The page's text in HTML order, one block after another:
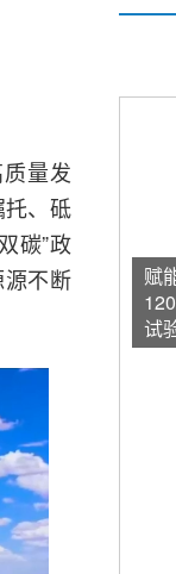
量发
、砥
碳”政
不断
赋
试